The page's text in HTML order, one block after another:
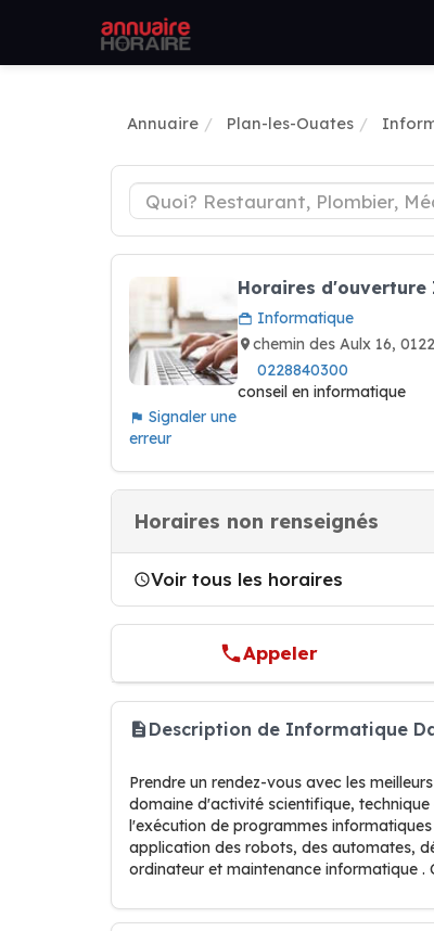
Annuaire Plan-les-Ouates
Signaler une
erreur
Horaires
Informatique
chemin des Aulx 16,
0228840300
conseil en informatique
Horaires non renseignés
Voir tous les horaires
Appeler
Description de Informatique
Prendre un rendez-vous avec les
domaine d'activité scientifique,
l'exécution de programmes
application des robots, des automates,
ordinateur et maintenance informatique .